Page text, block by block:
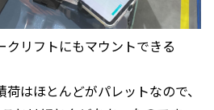
クリフトにもマウントできる
はほとんどがパレットなので、